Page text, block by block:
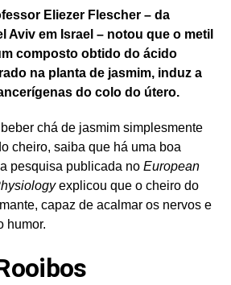
Eliezer Flescher – da
Aviv em Israel – notou que o metil
composto obtido do ácido
na planta de jasmim, induz a
do colo do útero.
chá de jasmim simplesmente
cheiro, saiba que há uma boa
pesquisa publicada no European
explicou que o cheiro do
capaz de acalmar os nervos e
humor.